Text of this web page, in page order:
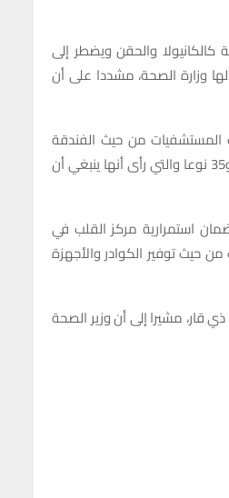
والحقن ويضطر إلى
وزارة الصحة، مشددا على أن
من حيث الفندقة
والنظافة والإدارة وتوفير الأدوية، لا سيما أدوية الإنقاذ التي تتراوح بين 30 و35 نوعا والتي رأى أنها ينبغي أن
استمرارية مركز القلب في
حيث توفير الكوادر والأجهزة
قار، مشيرا إلى أن وزير الصحة